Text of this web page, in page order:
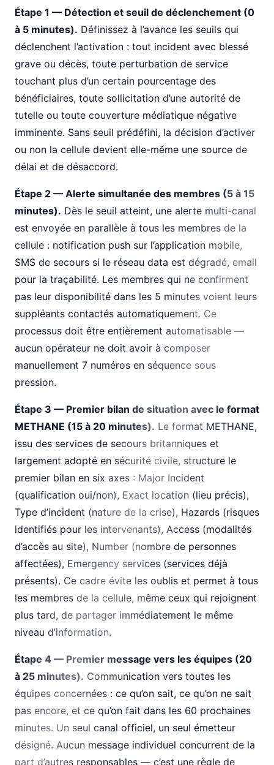
Étape 1 — Détection et seuil de déclenchement (0
à 5 minutes). Définissez à l’avance les seuils qui
déclenchent l’activation : tout incident avec blessé
grave ou décès, toute perturbation de service
touchant plus d’un certain pourcentage des
bénéficiaires, toute sollicitation d’une autorité de
tutelle ou toute couverture médiatique négative
imminente. Sans seuil prédéfini, la décision d’activer
ou non la cellule devient elle-même une source de
délai et de désaccord.
Étape 2 — Alerte simultanée des membres (5 à 15
minutes). Dès le seuil atteint, une alerte multi-canal
est envoyée en parallèle à tous les membres de la
cellule : notification push sur l’application mobile,
SMS de secours si le réseau data est dégradé, email
pour la traçabilité. Les membres qui ne confirment
pas leur disponibilité dans les 5 minutes voient leurs
suppléants contactés automatiquement. Ce
processus doit être entièrement automatisable —
aucun opérateur ne doit avoir à composer
manuellement 7 numéros en séquence sous
pression.
Étape 3 — Premier bilan de situation avec le format
METHANE (15 à 20 minutes). Le format METHANE,
issu des services de secours britanniques et
largement adopté en sécurité civile, structure le
premier bilan en six axes : Major Incident
(qualification oui/non), Exact location (lieu précis),
Type d’incident (nature de la crise), Hazards (risques
identifiés pour les intervenants), Access (modalités
d’accès au site), Number (nombre de personnes
affectées), Emergency services (services déjà
présents). Ce cadre évite les oublis et permet à tous
les membres de la cellule, même ceux qui rejoignent
plus tard, de partager immédiatement le même
niveau d’information.
Étape 4 — Premier message vers les équipes (20
à 25 minutes). Communication vers toutes les
équipes concernées : ce qu’on sait, ce qu’on ne sait
pas encore, et ce qu’on fait dans les 60 prochaines
minutes. Un seul canal officiel, un seul émetteur
désigné. Aucun message individuel concurrent de la
part d’autres responsables — c’est une règle de